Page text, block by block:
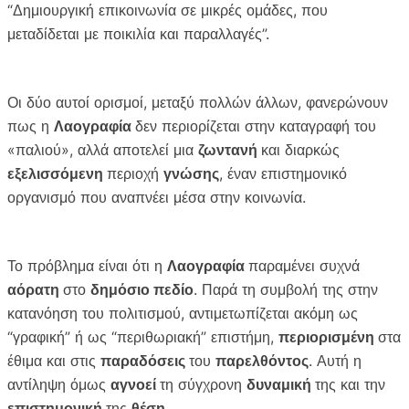
“Δημιουργική επικοινωνία σε μικρές ομάδες, που
μεταδίδεται με ποικιλία και παραλλαγές”.
Οι δύο αυτοί ορισμοί, μεταξύ πολλών άλλων, φανερώνουν
πως η Λαογραφία δεν περιορίζεται στην καταγραφή του
«παλιού», αλλά αποτελεί μια ζωντανή και διαρκώς
εξελισσόμενη περιοχή γνώσης, έναν επιστημονικό
οργανισμό που αναπνέει μέσα στην κοινωνία.
Το πρόβλημα είναι ότι η Λαογραφία παραμένει συχνά
αόρατη στο δημόσιο πεδίο. Παρά τη συμβολή της στην
κατανόηση του πολιτισμού, αντιμετωπίζεται ακόμη ως
“γραφική” ή ως “περιθωριακή” επιστήμη, περιορισμένη στα
έθιμα και στις παραδόσεις του παρελθόντος. Αυτή η
αντίληψη όμως αγνοεί τη σύγχρονη δυναμική της και την